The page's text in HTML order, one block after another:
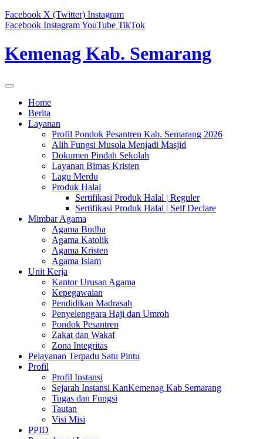
Facebook X (Twitter) Instagram
Facebook InstagramYouTube TikTok
Kemenag Kab. Semarang
Home
Berita
Layanan
Profil Pondok Pesantren Kab. Semarang 2026
Alih Fungsi Musola Menjadi Masjid
Dokumen Pindah Sekolah
Layanan Bimas Kristen
Lagu Merdu
Produk Halal
Sertifikasi Produk Halal | Reguler
Sertifikasi Produk Halal | Self Declare
Mimbar Agama
Agama Budha
Agama Katolik
Agama Kristen
Agama Islam
Unit Kerja
Kantor Urusan Agama
Kepegawaian
Pendidikan Madrasah
Penyelenggara Haji dan Umroh
Pondok Pesantren
Zakat dan Wakaf
Zona Integritas
Pelayanan Terpadu Satu Pintu
Profil
Profil Instansi
Sejarah Instansi KanKemenag Kab Semarang
Tugas dan Fungsi
Tautan
Visi Misi
PPID